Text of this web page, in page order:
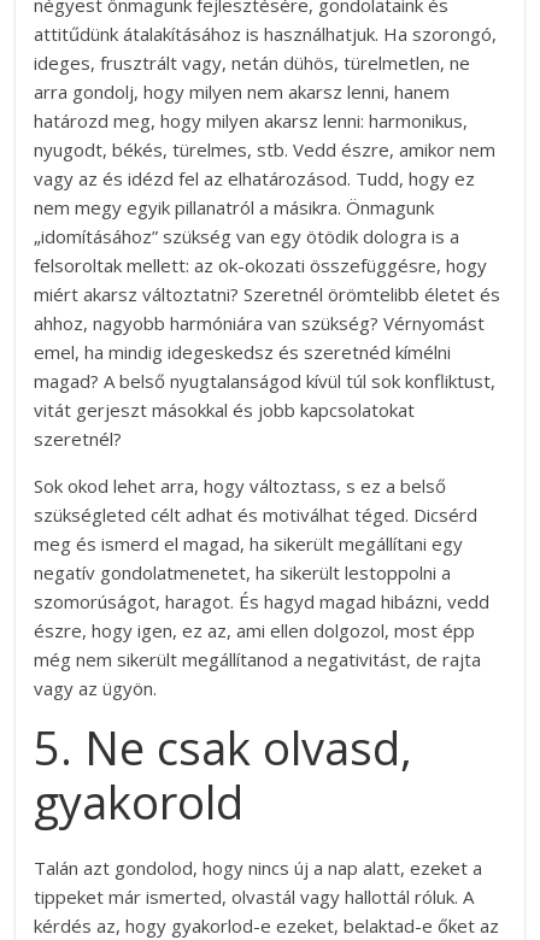
attitűdünk átalakításához is használhatjuk. Ha szorongó,
ideges, frusztrált vagy, netán dühös, türelmetlen,ne
arra gondolj, hogy milyen nem akarsz lenni, hanem
határozd meg, hogy milyen akarsz lenni: harmonikus,
nyugodt, békés, türelmes, stb. Vedd észre, amikor nem
vagy az és idézd fel az elhatározásod. Tudd, hogy ez
nem megy egyik pillanatról a másikra. Önmagunk
„idomításához” szükség van egy ötödik dologra is a
felsoroltak mellett: az ok-okozati összefüggésre, hogy
miért akarsz változtatni? Szeretnél örömtelibb életet és
ahhoz, nagyobb harmóniára van szükség? Vérnyomást
emel, ha mindig idegeskedsz és szeretnéd kímélni
magad? A belső nyugtalanságod kívül túl sok konfliktust,
vitát gerjeszt másokkal és jobb kapcsolatokat
szeretnél?
Sok okod lehet arra, hogy változtass, s ez a belső
szükségleted célt adhat és motiválhat téged. Dicsérd
meg és ismerd el magad, ha sikerült megállítani egy
negatív gondolatmenetet, ha sikerült lestoppolni a
szomorúságot, haragot. És hagyd magad hibázni, vedd
észre, hogy igen, ez az, ami ellen dolgozol, most épp
még nem sikerült megállítanod a negativitást, de rajta
vagy az ügyön.
5. Ne csak olvasd,
gyakorold
Talán azt gondolod, hogy nincs új a nap alatt, ezeket a
tippeket már ismerted, olvastál vagy hallottál róluk. A
kérdés az, hogy gyakorlod-e ezeket, belaktad-e őket az